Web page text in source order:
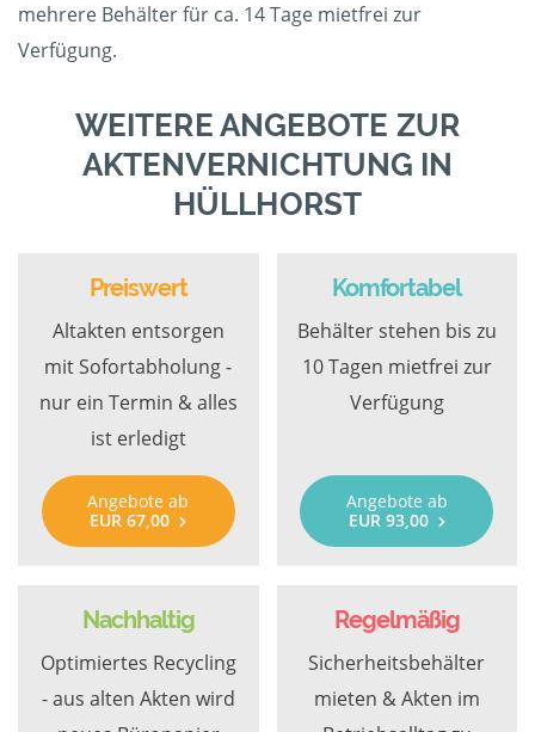
mehrere Behälter für ca. 14 Tage mietfrei zur
Verfügung.
WEITERE ANGEBOTE ZUR
AKTENVERNICHTUNG IN
HÜLLHORST
Preiswert
Altakten entsorgen
mit Sofortabholung -
nur ein Termin & alles
ist erledigt
Angebote ab
EUR 67,00
Komfortabel
Behälter stehen bis zu
10 Tagen mietfrei zur
Verfügung
Angebote ab
EUR 93,00
Nachhaltig
Optimiertes Recycling
- aus alten Akten wird
Regelmäßig
Sicherheitsbehälter
mieten & Akten im